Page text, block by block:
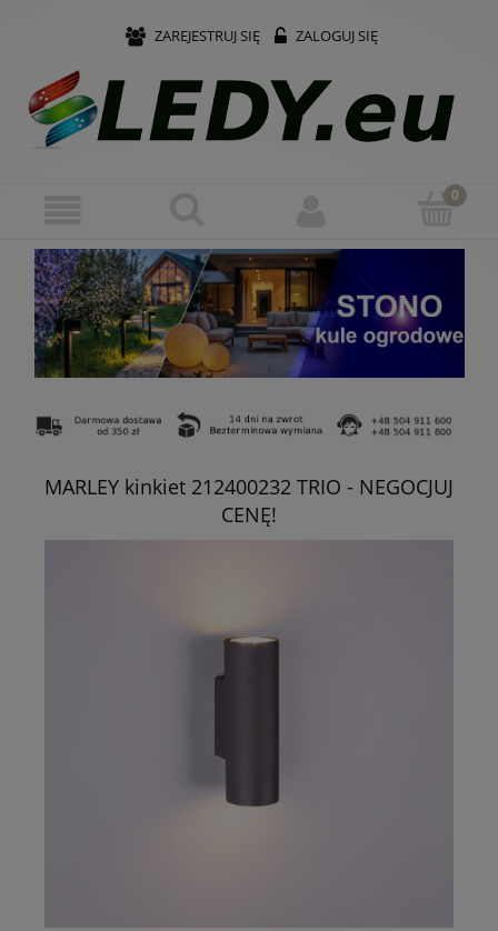
ZAREJESTRUJ SIĘ ZALOGUJ SIĘ
MARLEY kinkiet 212400232 TRIO - NEGOCJUJ
CENĘ!